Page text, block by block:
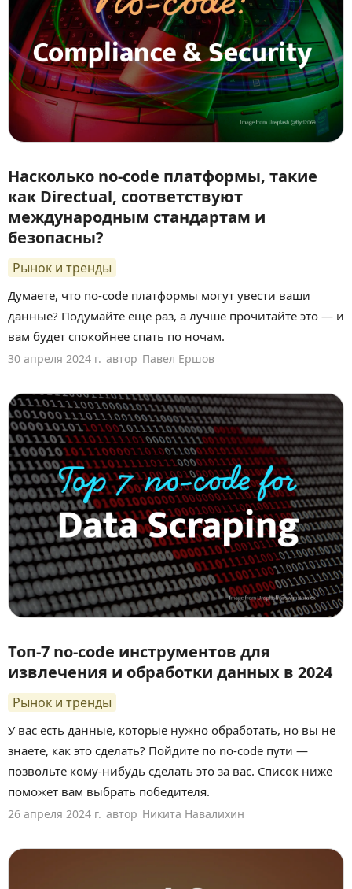
Насколько no-code платформы, такие
как Directual, соответствуют
международным стандартам и
безопасны?
Рынок и тренды
Думаете, что no-code платформы могут увести ваши
данные? Подумайте еще раз, а лучше прочитайте это — и
вам будет спокойнее спать по ночам.
30 апреля 2024 г. автор Павел Ершов
Топ-7 no-code инструментов для
извлечения и обработки данных в 2024
Рынок и тренды
У вас есть данные, которые нужно обработать, но вы не
знаете, как это сделать? Пойдите по no-code пути —
позвольте кому-нибудь сделать это за вас. Список ниже
поможет вам выбрать победителя.
26 апреля 2024 г. автор Никита Навалихин